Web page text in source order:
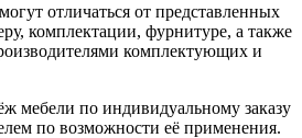
отличаться от представленных
комплектации, фурнитуре, а также
комплектующих и
мебели по индивидуальному заказу
по возможности её применения.